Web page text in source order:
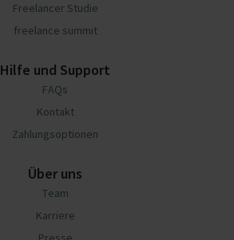
Freelancer Studie
freelance summit
Hilfe und Support
FAQs
Kontakt
Zahlungsoptionen
Über uns
Team
Karriere